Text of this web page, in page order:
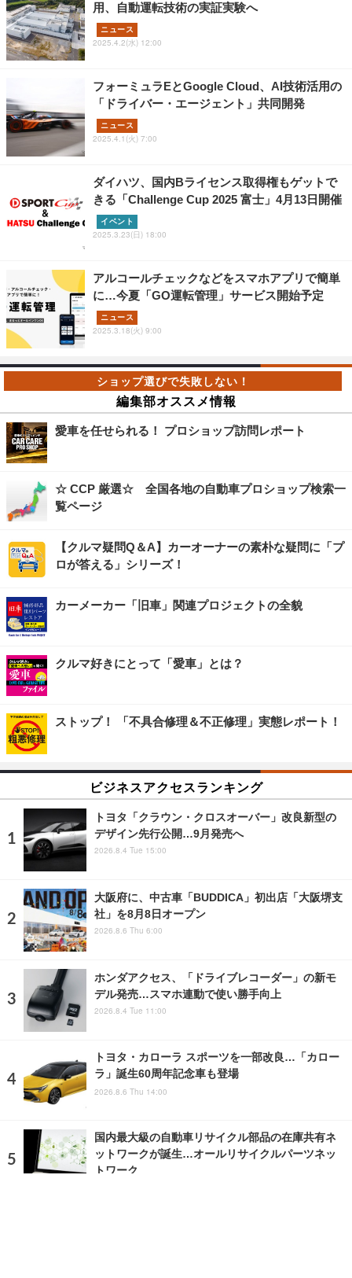
用、自動運転技術の実証実験へ
ニュース
2025.4.2(水) 12:00
フォーミュラEとGoogle Cloud、AI技術活用の
「ドライバー・エージェント」共同開発
ニュース
2025.4.1(火) 7:00
ダイハツ、国内Bライセンス取得権もゲットで
きる「Challenge Cup 2025 富士」4月13日開催
イベント
2025.3.23(日) 18:00
アルコールチェックなどをスマホアプリで簡単
に…今夏「GO運転管理」サービス開始予定
ニュース
2025.3.18(火) 9:00
編集部オススメ情報
愛車を任せられる！ プロショップ訪問レポート
☆ CCP 厳選☆ 全国各地の自動車プロショップ検索一
覧ページ
【クルマ疑問Q＆A】カーオーナーの素朴な疑問に「プ
ロが答える」シリーズ！
カーメーカー「旧車」関連プロジェクトの全貌
クルマ好きにとって「愛車」とは？
ストップ！ 「不具合修理＆不正修理」実態レポート！
ビジネスアクセスランキング
トヨタ「クラウン・クロスオーバー」改良新型の
デザイン先行公開…9月発売へ
2026.8.4 Tue 15:00
大阪府に、中古車「BUDDICA」初出店「大阪堺支
社」を8月8日オープン
2026.8.6 Thu 6:00
ホンダアクセス、「ドライブレコーダー」の新モ
デル発売…スマホ連動で使い勝手向上
2026.8.4 Tue 11:00
トヨタ・カローラ スポーツを一部改良…「カロー
ラ」誕生60周年記念車も登場
2026.8.6 Thu 14:00
国内最大級の自動車リサイクル部品の在庫共有ネ
ットワークが誕生…オールリサイクルパーツネッ
トワーク